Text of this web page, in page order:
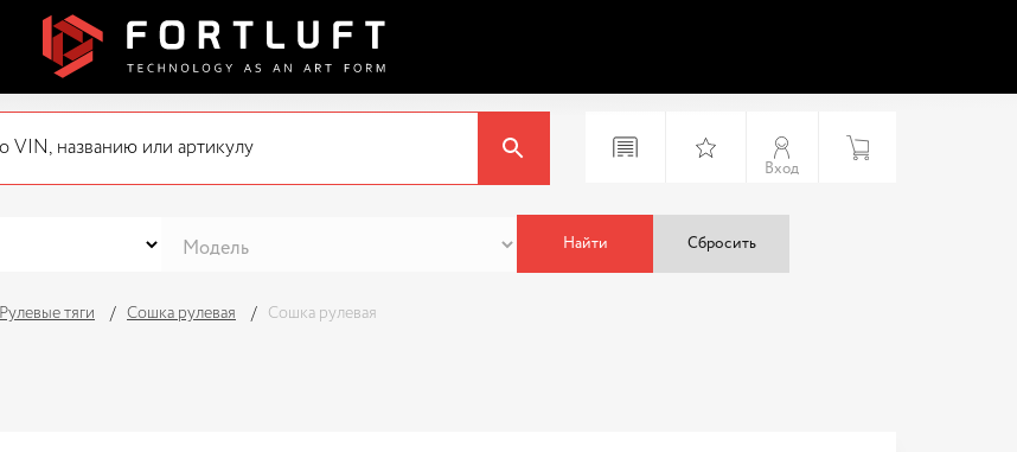
Вход
Найти Сбросить
Рулевые тяги Сошка рулевая Сошка рулевая